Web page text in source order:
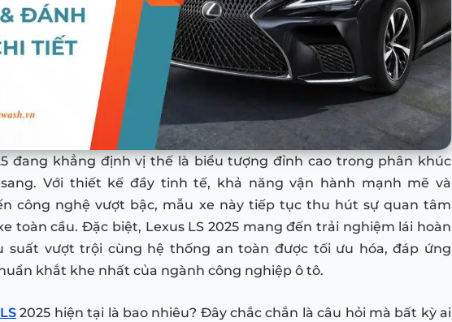
đang khẳng định vị thế là biểu tượng đỉnh cao trong phân khúc
Với thiết kế đầy tinh tế, khả năng vận hành mạnh mẽ và
công nghệ vượt bậc, mẫu xe này tiếp tục thu hút sự quan tâm
toàn cầu. Đặc biệt, Lexus LS 2025 mang đến trải nghiệm lái hoàn
suất vượt trội cùng hệ thống an toàn được tối ưu hóa, đáp ứng
khắt khe nhất của ngành công nghiệp ô tô.
2025 hiện tại là bao nhiêu? Đây chắc chắn là câu hỏi mà bất kỳ ai